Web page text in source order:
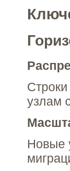
узлам
Новые